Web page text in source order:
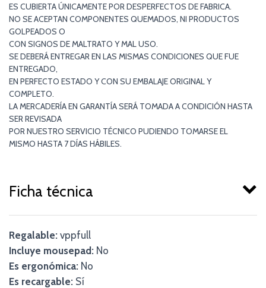
ES CUBIERTA ÚNICAMENTE POR DESPERFECTOS DE FABRICA.
NO SE ACEPTAN COMPONENTES QUEMADOS, NI PRODUCTOS
GOLPEADOS O
CON SIGNOS DE MALTRATO Y MAL USO.
SE DEBERÁ ENTREGAR EN LAS MISMAS CONDICIONES QUE FUE
ENTREGADO,
EN PERFECTO ESTADO Y CON SU EMBALAJE ORIGINAL Y
COMPLETO.
LA MERCADERÍA EN GARANTÍA SERÁ TOMADA A CONDICIÓN HASTA
SER REVISADA
POR NUESTRO SERVICIO TÉCNICO PUDIENDO TOMARSE EL
MISMO HASTA 7 DÍAS HÁBILES.
Ficha técnica
Regalable: vppfull
Incluye mousepad: No
Es ergonómica: No
Es recargable: Sí